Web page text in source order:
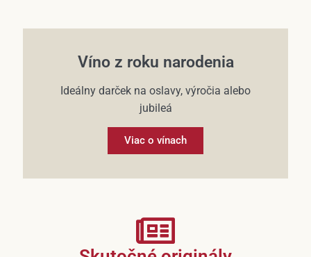
Víno z roku narodenia
Ideálny darček na oslavy, výročia alebo
jubileá
Viac o vínach